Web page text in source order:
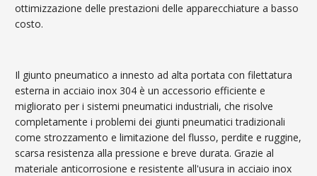
ottimizzazione delle prestazioni delle apparecchiature a basso
costo.
Il giunto pneumatico a innesto ad alta portata con filettatura
esterna in acciaio inox 304 è un accessorio efficiente e
migliorato per i sistemi pneumatici industriali, che risolve
completamente i problemi dei giunti pneumatici tradizionali
come strozzamento e limitazione del flusso, perdite e ruggine,
scarsa resistenza alla pressione e breve durata. Grazie al
materiale anticorrosione e resistente all'usura in acciaio inox